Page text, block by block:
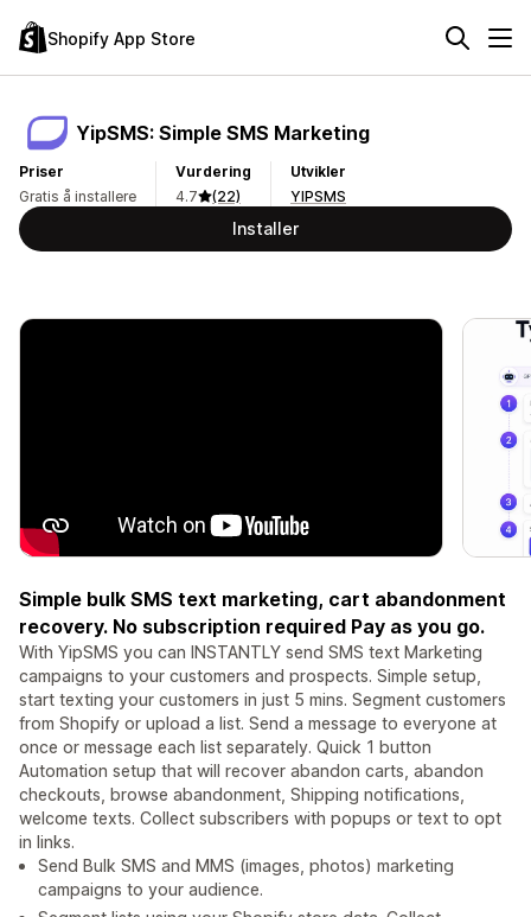
Shopify App Store
YipSMS: Simple SMS Marketing
Priser
Gratis å installere
Vurdering
4.7
(22)
Utvikler
YIPSMS
Installer
Simple bulk SMS text marketing, cart abandonment
recovery. No subscription required Pay as you go.
With YipSMS you can INSTANTLY send SMS text Marketing
campaigns to your customers and prospects. Simple setup,
start texting your customers in just 5 mins. Segment customers
from Shopify or upload a list. Send a message to everyone at
once or message each list separately. Quick 1 button
Automation setup that will recover abandon carts, abandon
checkouts, browse abandonment, Shipping notifications,
welcome texts. Collect subscribers with popups or text to opt
in links.
Send Bulk SMS and MMS (images, photos) marketing
campaigns to your audience.